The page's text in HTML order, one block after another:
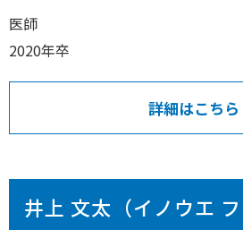
医師
2020年卒
詳細はこちら
井上 文太（イノウエ フ